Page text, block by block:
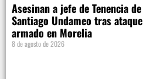
Asesinan a jefe de Tenencia de
Santiago Undameo tras ataque
armado en Morelia
8 de agosto de 2026